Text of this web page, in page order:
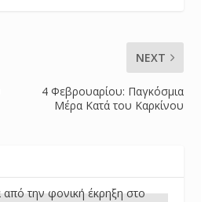
NEXT
4 Φεβρουαρίου: Παγκόσμια
Μέρα Κατά του Καρκίνου